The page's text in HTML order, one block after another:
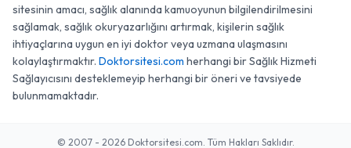
sitesinin amacı, sağlık alanında kamuoyunun bilgilendirilmesini
sağlamak, sağlık okuryazarlığını artırmak, kişilerin sağlık
ihtiyaçlarına uygun en iyi doktor veya uzmana ulaşmasını
kolaylaştırmaktır. Doktorsitesi.com herhangi bir Sağlık Hizmeti
Sağlayıcısını desteklemeyip herhangi bir öneri ve tavsiyede
bulunmamaktadır.
© 2007 - 2026 Doktorsitesi.com. Tüm Hakları Saklıdır.